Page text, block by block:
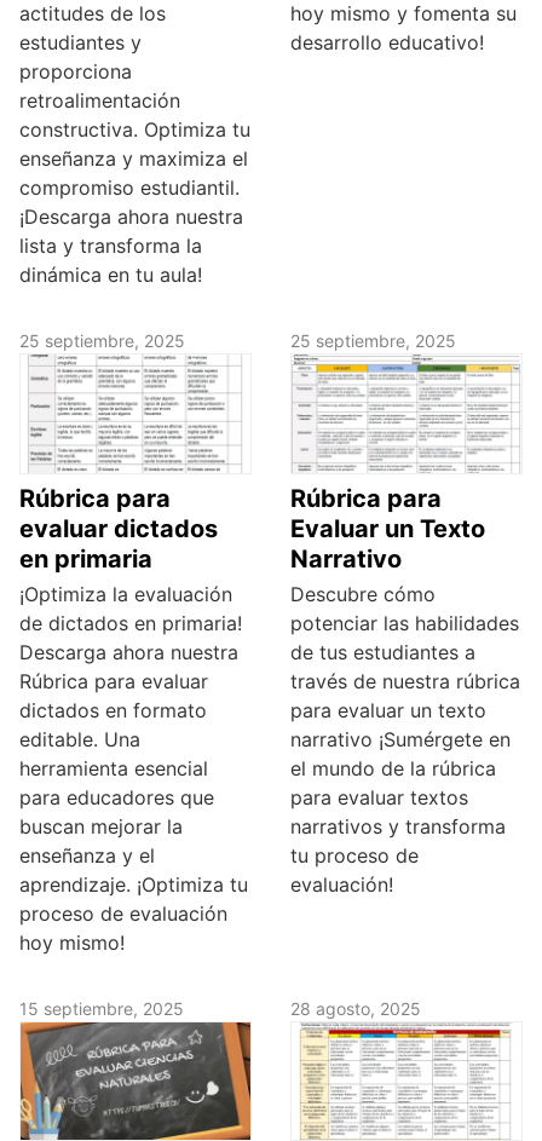
actitudes de los
estudiantes y
proporciona
retroalimentación
constructiva. Optimiza tu
enseñanza y maximiza el
compromiso estudiantil.
¡Descarga ahora nuestra
lista y transforma la
dinámica en tu aula!
hoy mismo y fomenta su
desarrollo educativo!
25 septiembre, 2025
Rúbrica para
evaluar dictados
en primaria
¡Optimiza la evaluación
de dictados en primaria!
Descarga ahora nuestra
Rúbrica para evaluar
dictados en formato
editable. Una
herramienta esencial
para educadores que
buscan mejorar la
enseñanza y el
aprendizaje. ¡Optimiza tu
proceso de evaluación
hoy mismo!
25 septiembre, 2025
Rúbrica para
Evaluar un Texto
Narrativo
Descubre cómo
potenciar las habilidades
de tus estudiantes a
través de nuestra rúbrica
para evaluar un texto
narrativo ¡Sumérgete en
el mundo de la rúbrica
para evaluar textos
narrativos y transforma
tu proceso de
evaluación!
15 septiembre, 2025 28 agosto, 2025